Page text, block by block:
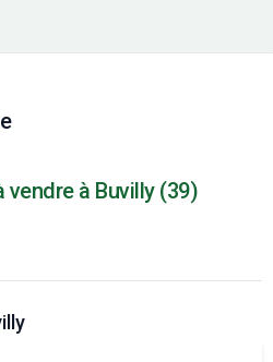
à Buvilly (39)